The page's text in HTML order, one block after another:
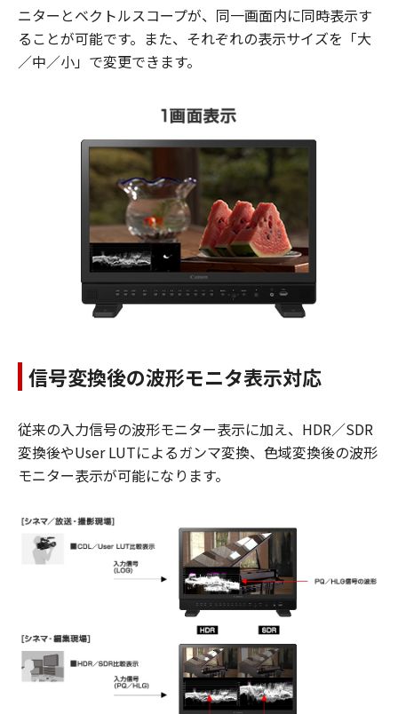
ニターとベクトルスコープが、同一画面内に同時表示す
ることが可能です。また、それぞれの表示サイズを「大
／中／小」で変更できます。
信号変換後の波形モニタ表示対応
従来の入力信号の波形モニター表示に加え、HDR／SDR
変換後やUser LUTによるガンマ変換、色域変換後の波形
モニター表示が可能になります。